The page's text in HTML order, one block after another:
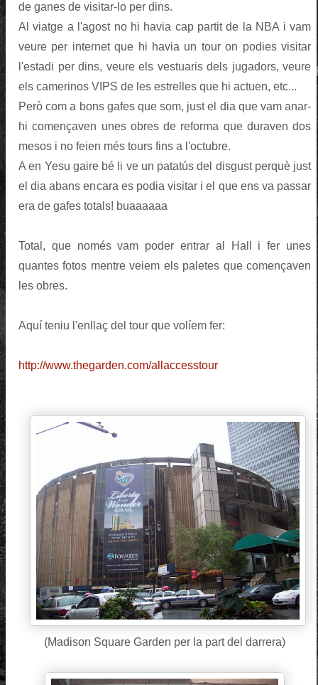
de ganes de visitar-lo per dins.
Al viatge a l'agost no hi havia cap partit de la NBA i vam
veure per internet que hi havia un tour on podies visitar
l'estadi per dins, veure els vestuaris dels jugadors, veure
els camerinos VIPS de les estrelles que hi actuen, etc...
Però com a bons gafes que som, just el dia que vam anar-
hi començaven unes obres de reforma que duraven dos
mesos i no feien més tours fins a l'octubre.
A en Yesu gaire bé li ve un patatús del disgust perquè just
el dia abans encara es podia visitar i el que ens va passar
era de gafes totals! buaaaaaa
Total, que només vam poder entrar al Hall i fer unes
quantes fotos mentre veiem els paletes que començaven
les obres.
Aquí teniu l'enllaç del tour que volíem fer:
http://www.thegarden.com/allaccesstour
(Madison Square Garden per la part del darrera)